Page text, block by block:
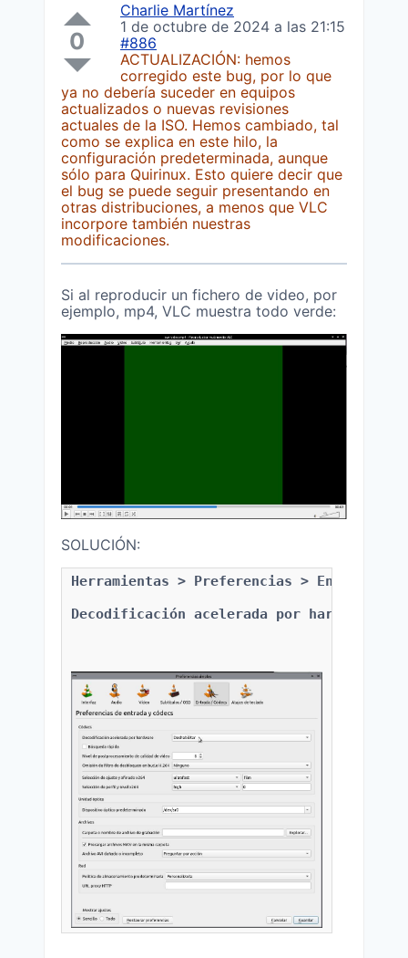
0
Charlie Martínez
1 de octubre de 2024 a las 21:15
#886
ACTUALIZACIÓN: hemos
corregido este bug, por lo que
ya no debería suceder en equipos
actualizados o nuevas revisiones
actuales de la ISO. Hemos cambiado, tal
como se explica en este hilo, la
configuración predeterminada, aunque
sólo para Quirinux. Esto quiere decir que
el bug se puede seguir presentando en
otras distribuciones, a menos que VLC
incorpore también nuestras
modificaciones.
Si al reproducir un fichero de video, por
ejemplo, mp4, VLC muestra todo verde:
SOLUCIÓN:
Herramientas > Preferencias > Entrada /
Decodificación acelerada por hardware >